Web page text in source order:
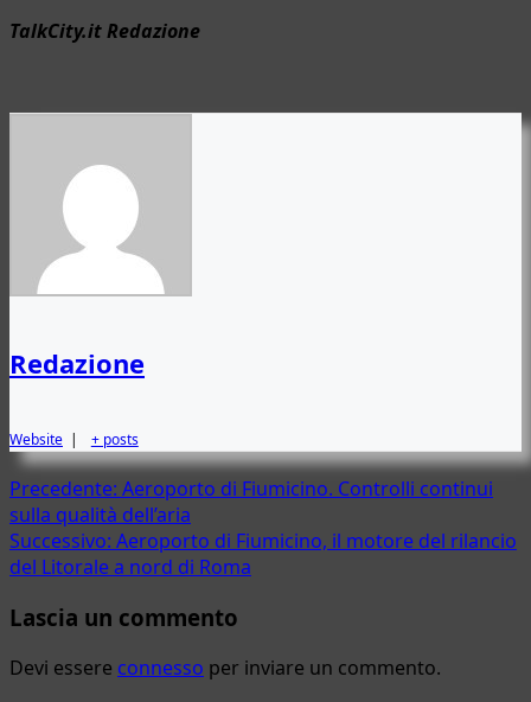
TalkCity.it Redazione
Redazione
Website | + posts
Navigazione
articolo
Precedente: Aeroporto di Fiumicino. Controlli continui
sulla qualità dell’aria
Successivo: Aeroporto di Fiumicino, il motore del rilancio
del Litorale a nord di Roma
Lascia un commento
Devi essere connesso per inviare un commento.